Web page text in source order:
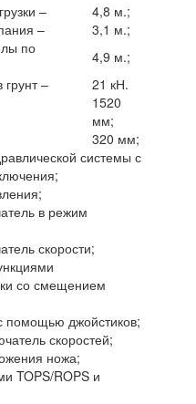
–
4,8 м.;
–
3,1 м.;
по
4,9 м.;
–
21 кН.
1520
мм;
320 мм;
системы с
в режим
скорости;
со смещением
помощью джойстиков;
скоростей;
ножа;
TOPS/ROPS и